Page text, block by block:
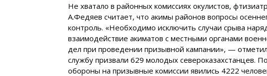
Не хватало в районных комиссиях окулистов,
А.Федяев считает, что акимы районов вопросы
контроль. «Необходимо исключить случаи срыва
взаимодействие акиматов с местными органами
дел при проведении призывной кампании», —
службу призвали 629 молодых североказахстанцев.
обороны на призывные комиссии явились 4222